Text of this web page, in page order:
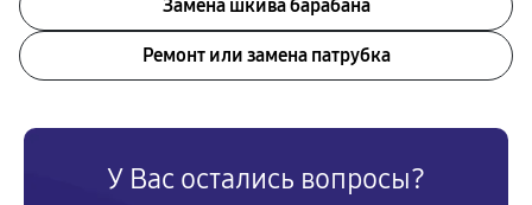
Замена шкива барабана
Ремонт или замена патрубка
У Вас остались вопросы?